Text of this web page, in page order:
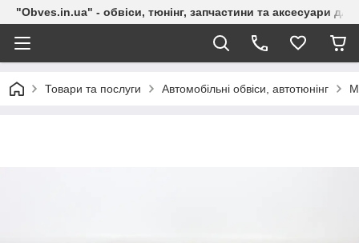
"Obves.in.ua" - обвіси, тюнінг, запчастини та аксесуари
Товари та послуги Автомобільні обвіси, автотюнінг